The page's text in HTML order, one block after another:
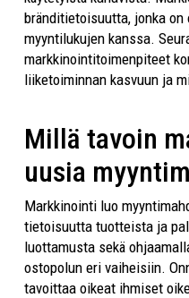
bränditietoisuutta, jonka
myyntilukujen kanssa.
markkinointitoimenpiteet
liiketoiminnan kasvuun ja
Millä tavoin
uusia
Markkinointi luo
tietoisuutta tuotteista ja
luottamusta sekä
ostopolun eri vaiheisiin.
tavoittaa oikeat ihmiset